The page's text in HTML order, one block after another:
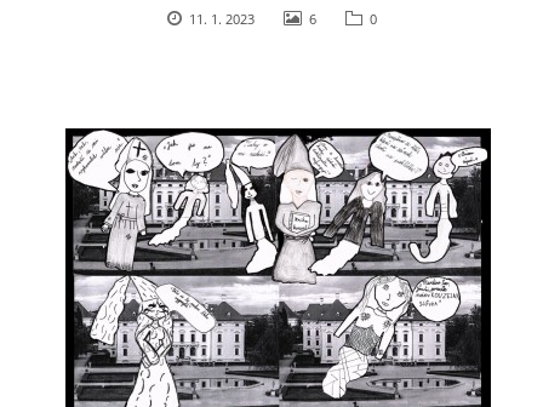
11. 1. 2023 6 0